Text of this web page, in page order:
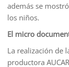
además se
los niños.
El micro
La realización de
productora